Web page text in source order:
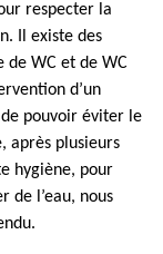
respecter la
Il existe des
de WC et de WC
d’un
pouvoir éviter le
après plusieurs
hygiène, pour
de l’eau, nous